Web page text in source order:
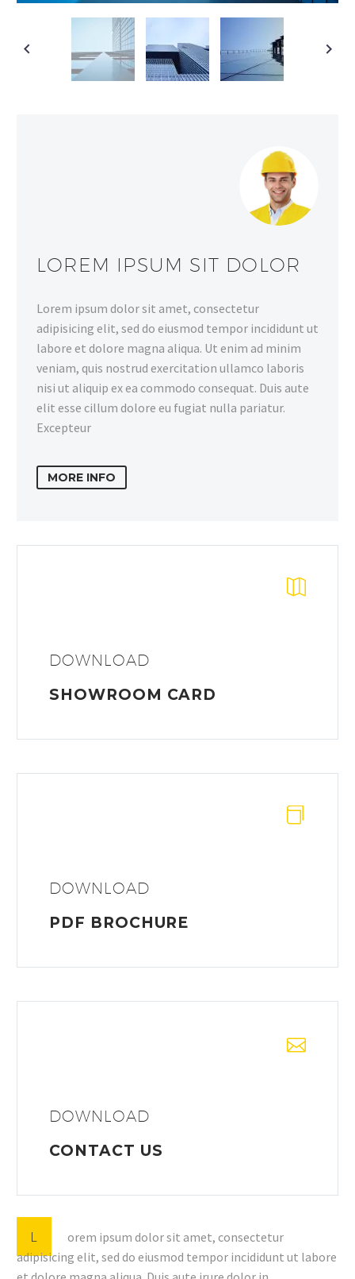
LOREM IPSUM SIT DOLOR
Lorem ipsum dolor sit amet, consectetur
adipisicing elit, sed do eiusmod tempor incididunt ut
labore et dolore magna aliqua. Ut enim ad minim
veniam, quis nostrud exercitation ullamco laboris
nisi ut aliquip ex ea commodo consequat. Duis aute
elit esse cillum dolore eu fugiat nulla pariatur.
Excepteur
MORE INFO
DOWNLOAD
SHOWROOM CARD
DOWNLOAD
PDF BROCHURE
DOWNLOAD
CONTACT US
L
orem ipsum dolor sit amet, consectetur
adipisicing elit, sed do eiusmod tempor incididunt ut labore